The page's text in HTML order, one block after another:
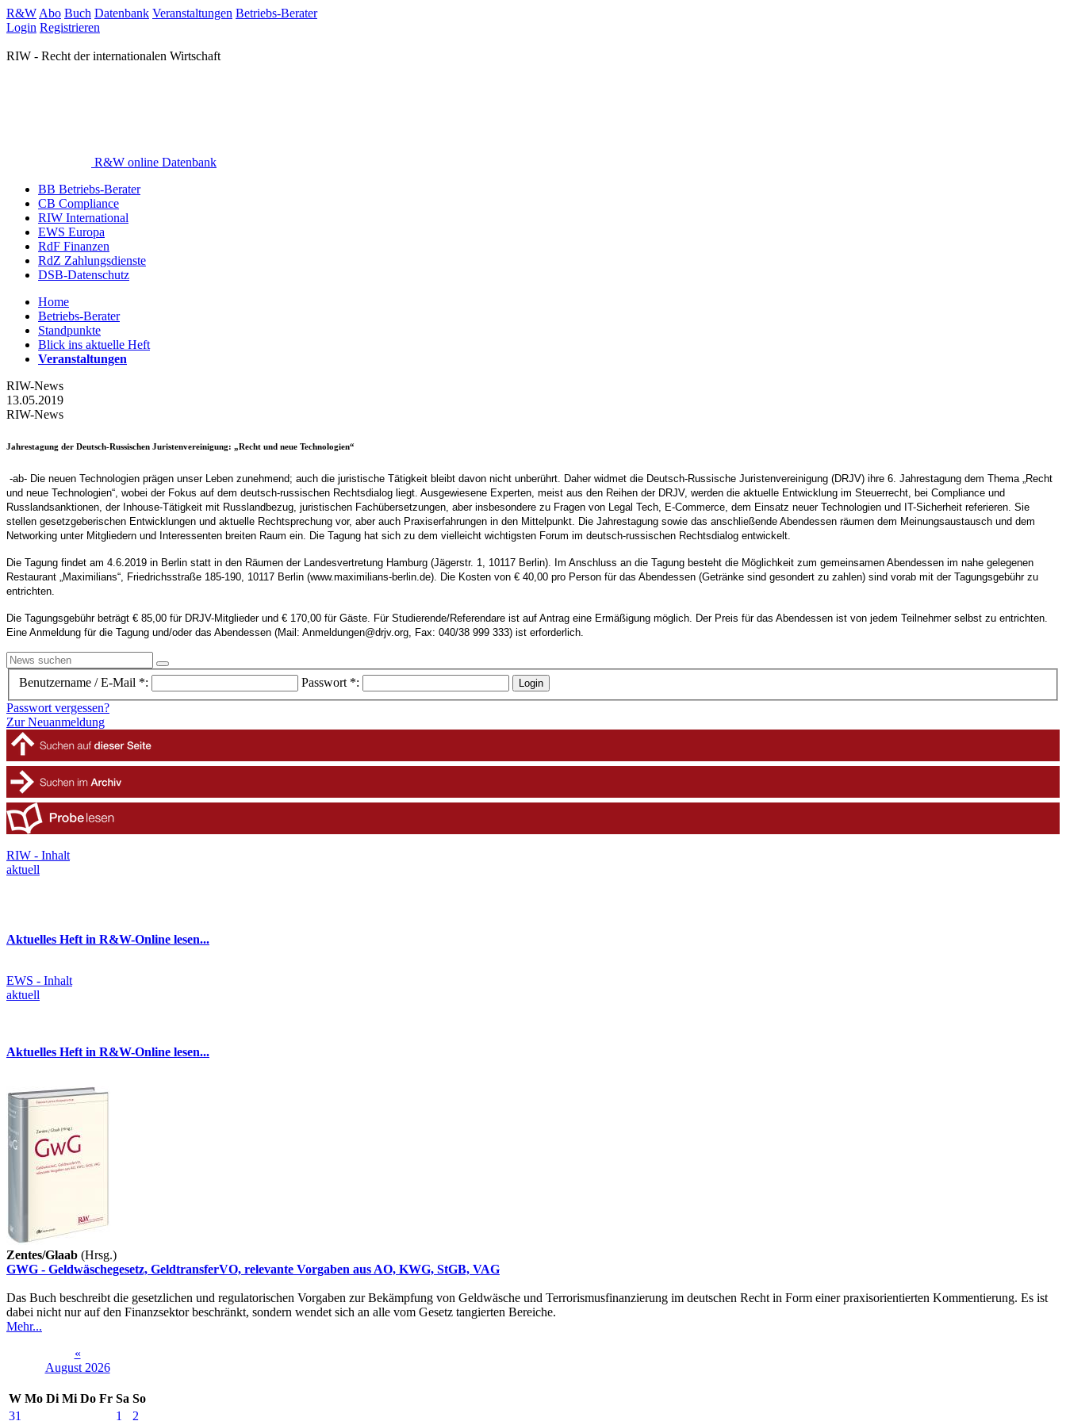
R&W Abo Buch Datenbank Veranstaltungen Betriebs-Berater
Login Registrieren
RIW - Recht der internationalen Wirtschaft
R&W online Datenbank
BB Betriebs-Berater
CB Compliance
RIW International
EWS Europa
RdF Finanzen
RdZ Zahlungsdienste
DSB-Datenschutz
Home
Betriebs-Berater
Standpunkte
Blick ins aktuelle Heft
Veranstaltungen
RIW-News
13.05.2019
RIW-News
Jahrestagung der Deutsch-Russischen Juristenvereinigung: „Recht und neue Technologien“
-ab- Die neuen Technologien prägen unser Leben zunehmend; auch die juristische Tätigkeit bleibt davon nicht unberührt. Daher widmet die Deutsch-Russische Juristenvereinigung (DRJV) ihre 6. Jahrestagung dem Thema „Recht
und neue Technologien“, wobei der Fokus auf dem deutsch-russischen Rechtsdialog liegt. Ausgewiesene Experten, meist aus den Reihen der DRJV, werden die aktuelle Entwicklung im Steuerrecht, bei Compliance und
Russlandsanktionen, der Inhouse-Tätigkeit mit Russlandbezug, juristischen Fachübersetzungen, aber insbesondere zu Fragen von Legal Tech, E-Commerce, dem Einsatz neuer Technologien und IT-Sicherheit referieren. Sie
stellen gesetzgeberischen Entwicklungen und aktuelle Rechtsprechung vor, aber auch Praxiserfahrungen in den Mittelpunkt. Die Jahrestagung sowie das anschließende Abendessen räumen dem Meinungsaustausch und dem
Networking unter Mitgliedern und Interessenten breiten Raum ein. Die Tagung hat sich zu dem vielleicht wichtigsten Forum im deutsch-russischen Rechtsdialog entwickelt.
Die Tagung findet am 4.6.2019 in Berlin statt in den Räumen der Landesvertretung Hamburg (Jägerstr. 1, 10117 Berlin). Im Anschluss an die Tagung besteht die Möglichkeit zum gemeinsamen Abendessen im nahe gelegenen
Restaurant „Maximilians“, Friedrichsstraße 185-190, 10117 Berlin (www.maximilians-berlin.de). Die Kosten von € 40,00 pro Person für das Abendessen (Getränke sind gesondert zu zahlen) sind vorab mit der Tagungsgebühr zu
entrichten.
Die Tagungsgebühr beträgt € 85,00 für DRJV-Mitglieder und € 170,00 für Gäste. Für Studierende/Referendare ist auf Antrag eine Ermäßigung möglich. Der Preis für das Abendessen ist von jedem Teilnehmer selbst zu entrichten.
Eine Anmeldung für die Tagung und/oder das Abendessen (Mail: Anmeldungen@drjv.org, Fax: 040/38 999 333) ist erforderlich.
Benutzername / E-Mail *:
Passwort *:
Passwort vergessen?
Zur Neuanmeldung
RIW - Inhalt
aktuell
Aktuelles Heft in R&W-Online lesen...
EWS - Inhalt
aktuell
Aktuelles Heft in R&W-Online lesen...
Zentes/Glaab (Hrsg.)
GWG - Geldwäschegesetz, GeldtransferVO, relevante Vorgaben aus AO, KWG, StGB, VAG
Das Buch beschreibt die gesetzlichen und regulatorischen Vorgaben zur Bekämpfung von Geldwäsche und Terrorismusfinanzierung im deutschen Recht in Form einer praxisorientierten Kommentierung. Es ist
dabei nicht nur auf den Finanzsektor beschränkt, sondern wendet sich an alle vom Gesetz tangierten Bereiche.
Mehr...
«
August 2026
W Mo Di Mi Do Fr Sa So
31
1 2